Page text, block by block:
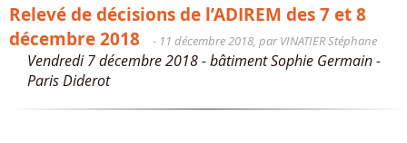
Relevé de décisions de l’ADIREM des 7 et 8
décembre 2018
- 11 décembre 2018, par VINATIER Stéphane
Vendredi 7 décembre 2018 - bâtiment Sophie Germain -
Paris Diderot